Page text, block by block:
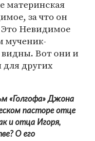
материнская
за что он
Это Невидимое
мученик-
видны. Вот они и
для других
«Голгофа» Джона
пасторе отце
и отца Игоря,
О его